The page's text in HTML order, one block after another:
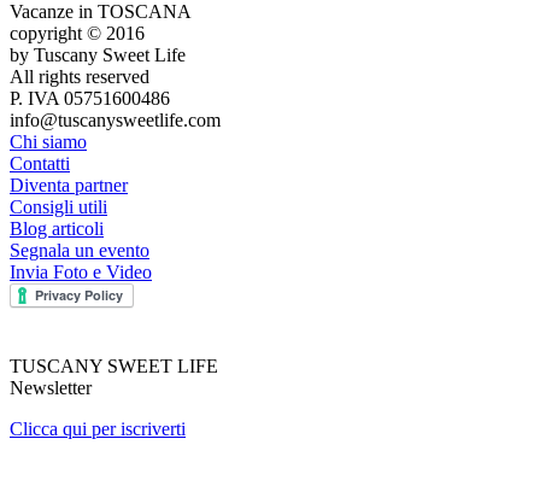
Vacanze in TOSCANA
copyright © 2016
by Tuscany Sweet Life
All rights reserved
P. IVA 05751600486
info@tuscanysweetlife.com
Chi siamo
Contatti
Diventa partner
Consigli utili
Blog articoli
Segnala un evento
Invia Foto e Video
TUSCANY SWEET LIFE
Newsletter
Clicca qui per iscriverti